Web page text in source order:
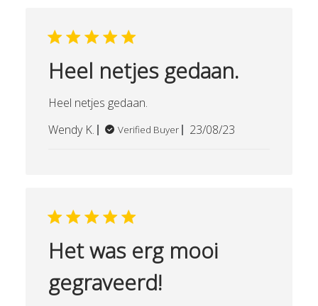
Heel netjes gedaan.
Heel netjes gedaan.
Wendy K.
Verified Buyer
Published
23/08/23
Het was erg mooi
gegraveerd!